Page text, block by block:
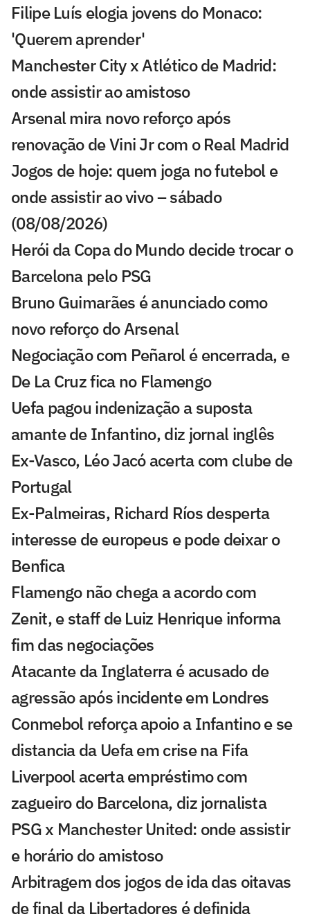
Filipe Luís elogia jovens do Monaco:
'Querem aprender'
Manchester City x Atlético de Madrid:
onde assistir ao amistoso
Arsenal mira novo reforço após
renovação de Vini Jr com o Real Madrid
Jogos de hoje: quem joga no futebol e
onde assistir ao vivo – sábado
(08/08/2026)
Herói da Copa do Mundo decide trocar o
Barcelona pelo PSG
Bruno Guimarães é anunciado como
novo reforço do Arsenal
Negociação com Peñarol é encerrada, e
De La Cruz fica no Flamengo
Uefa pagou indenização a suposta
amante de Infantino, diz jornal inglês
Ex-Vasco, Léo Jacó acerta com clube de
Portugal
Ex-Palmeiras, Richard Ríos desperta
interesse de europeus e pode deixar o
Benfica
Flamengo não chega a acordo com
Zenit, e staff de Luiz Henrique informa
fim das negociações
Atacante da Inglaterra é acusado de
agressão após incidente em Londres
Conmebol reforça apoio a Infantino e se
distancia da Uefa em crise na Fifa
Liverpool acerta empréstimo com
zagueiro do Barcelona, diz jornalista
PSG x Manchester United: onde assistir
e horário do amistoso
Arbitragem dos jogos de ida das oitavas
de final da Libertadores é definida